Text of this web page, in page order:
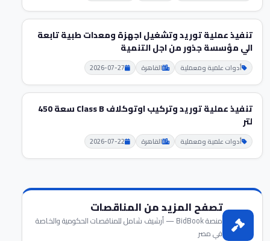
تنفيذ عملية توريد وتشغيل اجهزة ومعدات طبية تابعة
الي مؤسسة جذور من اجل التنمية
أدوات علمية ومعملية القاهرة 2026-07-27
تنفيذ عملية توريد وتركيب اوتوكلاف Class B سعة 450
لتر
أدوات علمية ومعملية القاهرة 2026-07-22
تصفح المزيد من المناقصات
منصة BidBook — أرشيف شامل للمناقصات الحكومية والخاصة
في مصر